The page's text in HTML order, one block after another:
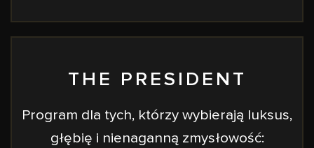
THE PRESIDENT
Program dla tych, którzy wybierają luksus,
głębię i nienaganną zmysłowość: